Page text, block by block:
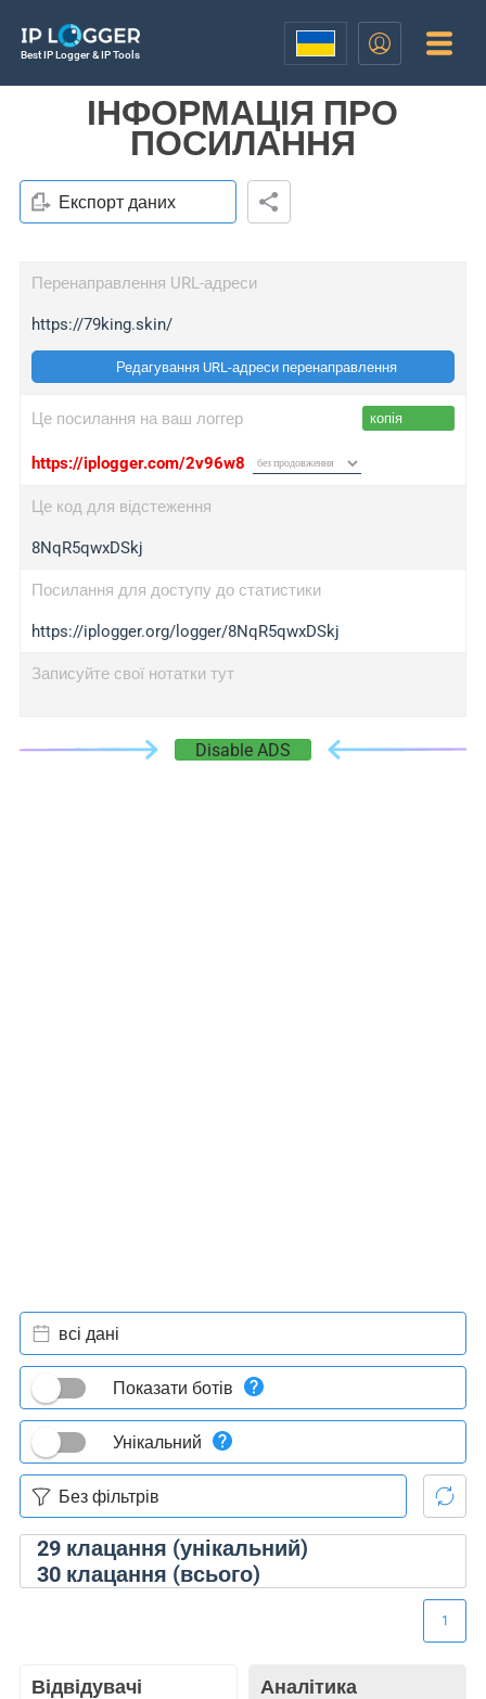
Best IP Logger & IP Tools
ІНФОРМАЦІЯ ПРО
ПОСИЛАННЯ
Експорт даних
Перенаправлення URL-адреси
https://79king.skin/
Редагування URL-адреси перенаправлення
Це посилання на ваш логгер копія
https://iplogger.com/2v96w8
Це код для відстеження
8NqR5qwxDSkj
Посилання для доступу до статистики
https://iplogger.org/logger/8NqR5qwxDSkj
Записуйте свої нотатки тут
Disable ADS
29клацання (унікальний)
30клацання (всього)
всі дані
Показати ботів
Унікальний
Відвідувачі Аналітика
1